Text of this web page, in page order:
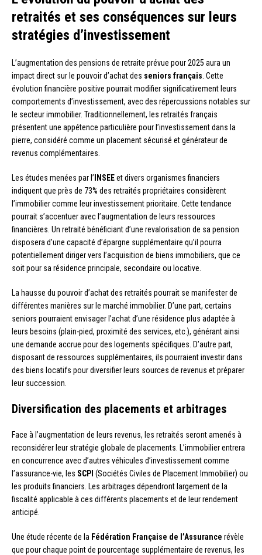
retraités et ses conséquences sur leurs
stratégies d’investissement
L’augmentation des pensions de retraite prévue pour 2025 aura un
impact direct sur le pouvoir d’achat des seniors français . Cette
évolution financière positive pourrait modifier significativement leurs
comportements d’investissement, avec des répercussions notables sur
le secteur immobilier. Traditionnellement, les retraités français
présentent une appétence particulière pour l’investissement dans la
pierre, considéré comme un placement sécurisé et générateur de
revenus complémentaires.
Les études menées par l’ INSEEet divers organismes financiers
indiquent que près de 73% des retraités propriétaires considèrent
l’immobilier comme leur investissement prioritaire. Cette tendance
pourrait s’accentuer avec l’augmentation de leurs ressources
financières. Un retraité bénéficiant d’une revalorisation de sa pension
disposera d’une capacité d’épargne supplémentaire qu’il pourra
potentiellement diriger vers l’acquisition de biens immobiliers, que ce
soit pour sa résidence principale, secondaire ou locative.
La hausse du pouvoir d’achat des retraités pourrait se manifester de
différentes manières sur le marché immobilier. D’une part, certains
seniors pourraient envisager l’achat d’une résidence plus adaptée à
leurs besoins (plain-pied, proximité des services, etc.), générant ainsi
une demande accrue pour des logements spécifiques. D’autre part,
disposant de ressources supplémentaires, ils pourraient investir dans
des biens locatifs pour diversifier leurs sources de revenus et préparer
leur succession.
Diversification des placements et arbitrages
Face à l’augmentation de leurs revenus, les retraités seront amenés à
reconsidérer leur stratégie globale de placements. L’immobilier entrera
en concurrence avec d’autres véhicules d’investissement comme
l’assurance-vie, les SCPI (Sociétés Civiles de Placement Immobilier) ou
les produits financiers. Les arbitrages dépendront largement de la
fiscalité applicable à ces différents placements et de leur rendement
anticipé.
Une étude récente de la Fédération Française de l’Assurance révèle
que pour chaque point de pourcentage supplémentaire de revenus, les